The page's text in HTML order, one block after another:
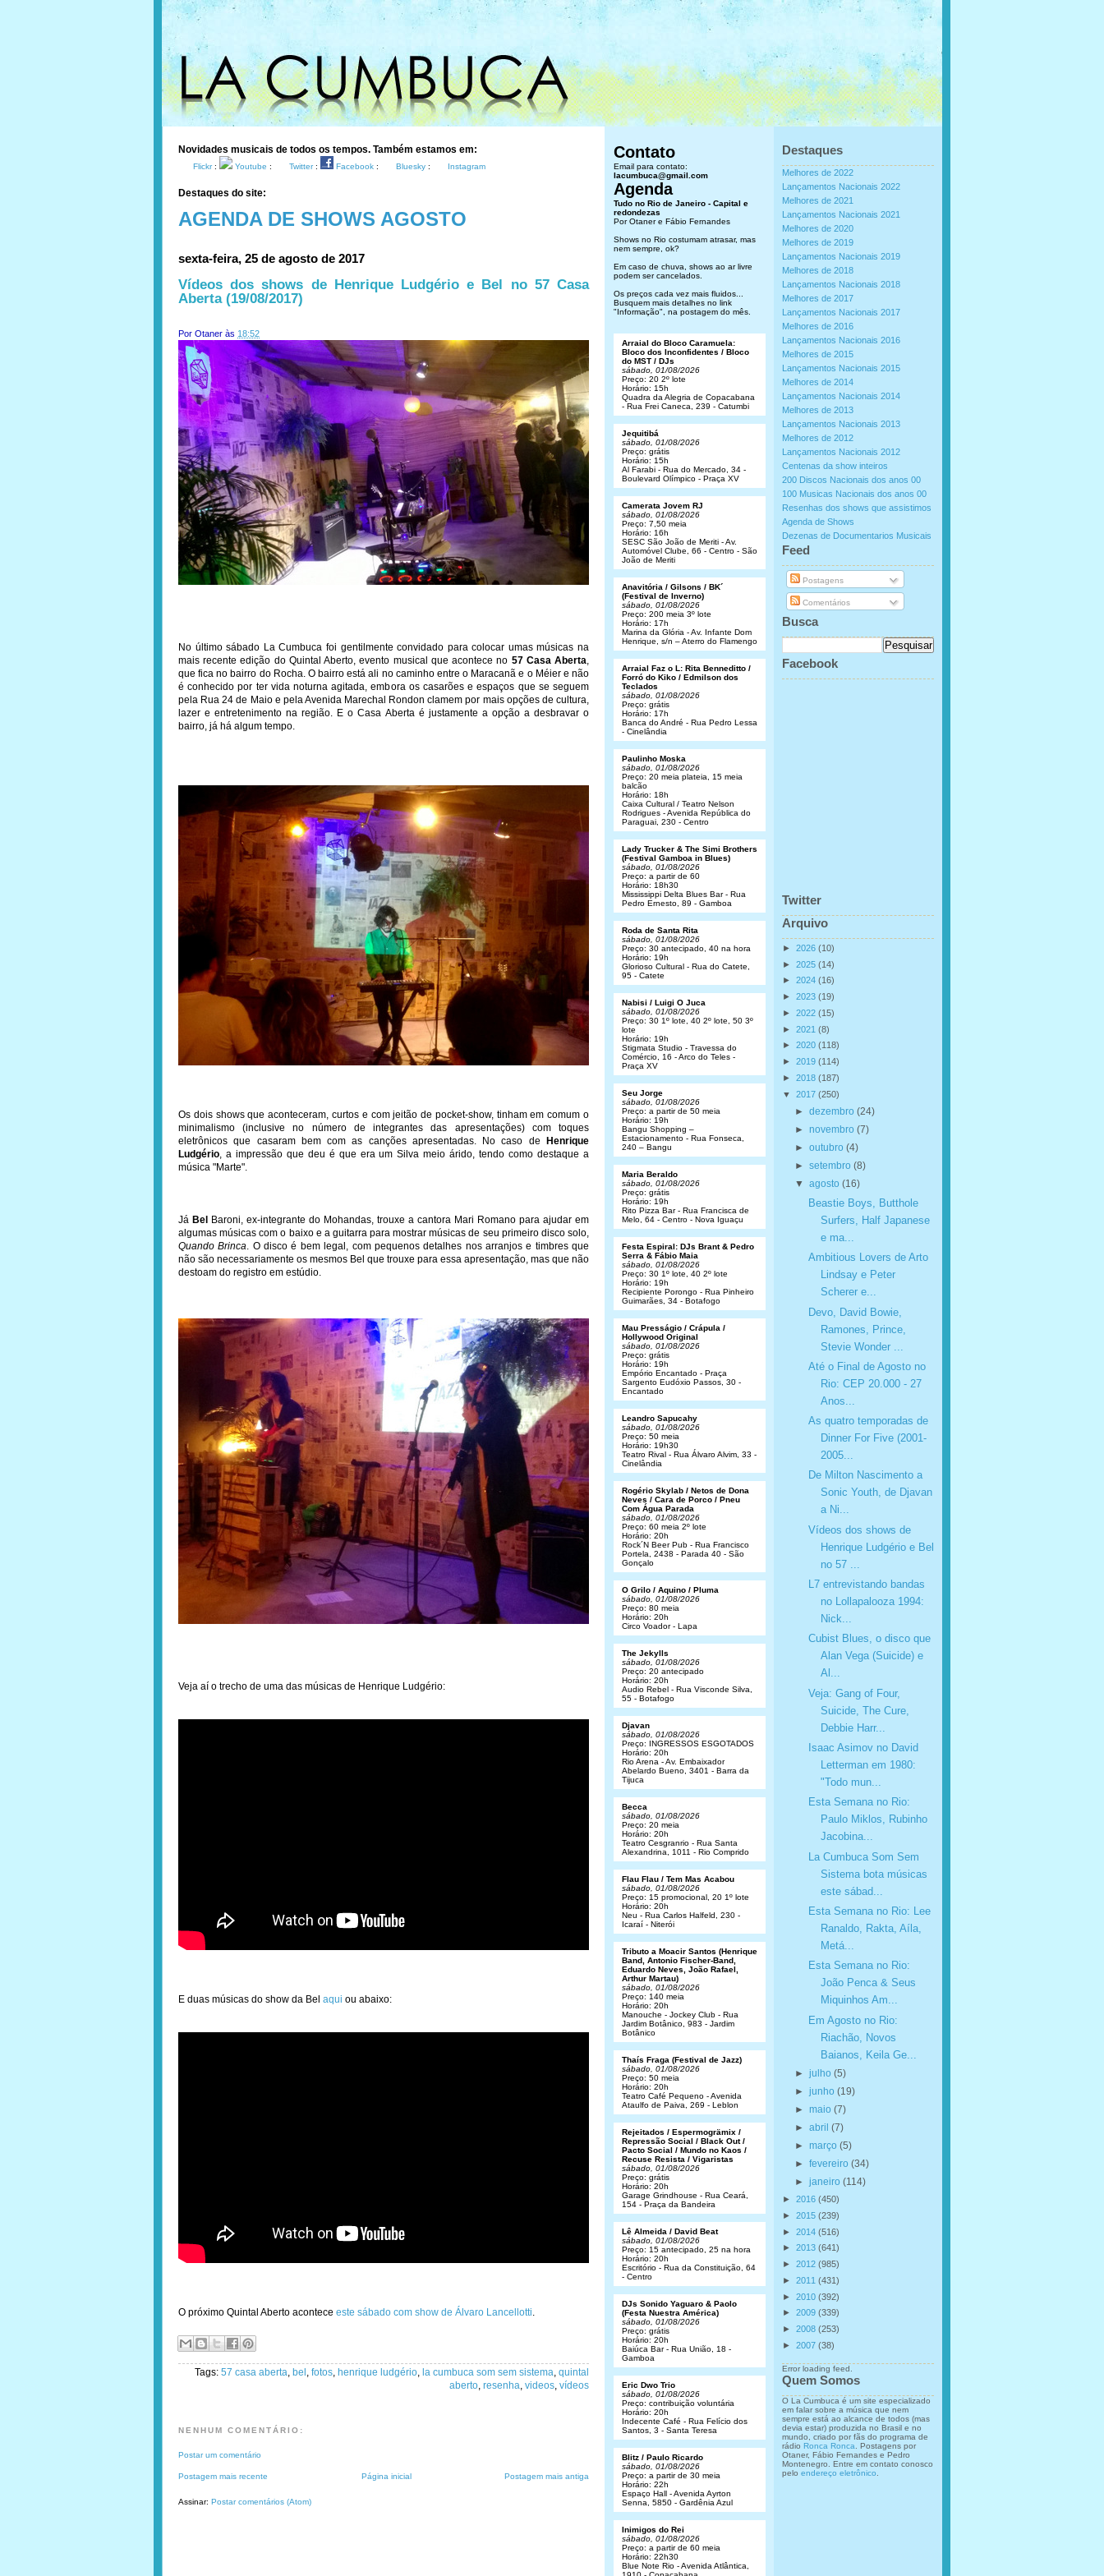
Novidades musicais de todos os tempos. Também estamos em:
Flickr: Youtube : Twitter: Facebook : Bluesky : Instagram
Destaques do site:
AGENDA DE SHOWS AGOSTO
sexta-feira, 25 de agosto de 2017
Vídeos dos shows de Henrique Ludgério e Bel no 57 Casa
Aberta (19/08/2017)
Por Otaner às 18:52
No último sábado La Cumbuca foi gentilmente convidado para colocar umas músicas na
mais recente edição do Quintal Aberto, evento musical que acontece no 57 Casa Aberta,
que fica no bairro do Rocha. O bairro está ali no caminho entre o Maracanã e o Méier e não
é conhecido por ter vida noturna agitada, embora os casarões e espaços que se seguem
pela Rua 24 de Maio e pela Avenida Marechal Rondon clamem por mais opções de cultura,
lazer e entretenimento na região. E o Casa Aberta é justamente a opção a desbravar o
bairro, já há algum tempo.
Os dois shows que aconteceram, curtos e com jeitão de pocket-show, tinham em comum o
minimalismo (inclusive no número de integrantes das apresentações) com toques
eletrônicos que casaram bem com as canções apresentadas. No caso de
Henrique
Ludgério, a impressão que deu é que era um Silva meio árido, tendo como destaque a
música "Marte".
Já Bel
Baroni, ex-integrante do Mohandas, trouxe a cantora Mari Romano para ajudar em
algumas músicas com o baixo e a guitarra para mostrar músicas de seu primeiro disco solo,
Quando Brinca. O disco é bem legal, com pequenos detalhes nos arranjos e timbres que
não são necessariamente os mesmos Bel que trouxe para essa apresentação, mas que não
destoam do registro em estúdio.
Veja aí o trecho de uma das músicas de Henrique Ludgério:
E duas músicas do show da Bel aqui ou abaixo:
O próximo Quintal Aberto acontece este sábado com show de Álvaro Lancellotti.
Tags: 57 casa aberta, bel , fotos, henrique ludgério, la cumbuca som sem sistema, quintal
aberto, resenha, videos, vídeos
NENHUM COMENTÁRIO:
Postar um comentário
Postagem mais recente Postagem mais antiga
Página inicial
Assinar: Postar comentários (Atom)
Destaques
Melhores de 2022
Lançamentos Nacionais 2022
Melhores de 2021
Lançamentos Nacionais 2021
Melhores de 2020
Melhores de 2019
Lançamentos Nacionais 2019
Melhores de 2018
Lançamentos Nacionais 2018
Melhores de 2017
Lançamentos Nacionais 2017
Melhores de 2016
Lançamentos Nacionais 2016
Melhores de 2015
Lançamentos Nacionais 2015
Melhores de 2014
Lançamentos Nacionais 2014
Melhores de 2013
Lançamentos Nacionais 2013
Melhores de 2012
Lançamentos Nacionais 2012
Centenas da show inteiros
200 Discos Nacionais dos anos 00
100 Musicas Nacionais dos anos 00
Resenhas dos shows que assistimos
Agenda de Shows
Dezenas de Documentarios Musicais
Feed
Postagens
Comentários
Busca
Facebook
Twitter
Arquivo
► 2026 (10)
► 2025 (14)
► 2024 (16)
► 2023 (19)
► 2022 (15)
► 2021 (8)
► 2020 (118)
► 2019 (114)
► 2018 (187)
▼ 2017 (250)
► dezembro (24)
► novembro (7)
► outubro (4)
► setembro (8)
▼ agosto (16)
Beastie Boys, Butthole
Surfers, Half Japanese
e ma...
Ambitious Lovers de Arto
Lindsay e Peter
Scherer e...
Devo, David Bowie,
Ramones, Prince,
Stevie Wonder ...
Até o Final de Agosto no
Rio: CEP 20.000 - 27
Anos...
As quatro temporadas de
Dinner For Five (2001-
2005...
De Milton Nascimento a
Sonic Youth, de Djavan
a Ni...
Vídeos dos shows de
Henrique Ludgério e Bel
no 57 ...
L7 entrevistando bandas
no Lollapalooza 1994:
Nick...
Cubist Blues, o disco que
Alan Vega (Suicide) e
Al...
Veja: Gang of Four,
Suicide, The Cure,
Debbie Harr...
Isaac Asimov no David
Letterman em 1980:
"Todo mun...
Esta Semana no Rio:
Paulo Miklos, Rubinho
Jacobina...
La Cumbuca Som Sem
Sistema bota músicas
este sábad...
Esta Semana no Rio: Lee
Ranaldo, Rakta, Aíla,
Metá...
Esta Semana no Rio:
João Penca & Seus
Miquinhos Am...
Em Agosto no Rio:
Riachão, Novos
Baianos, Keila Ge...
► julho (5)
► junho (19)
► maio (7)
► abril (7)
► março (5)
► fevereiro (34)
► janeiro (114)
► 2016 (450)
► 2015 (239)
► 2014 (516)
► 2013 (641)
► 2012 (985)
► 2011 (431)
► 2010 (392)
► 2009 (339)
► 2008 (253)
► 2007 (38)
Error loading feed.
Quem Somos
O La Cumbuca é um site especializado
em falar sobre a música que nem
sempre está ao alcance de todos (mas
devia estar) produzida no Brasil e no
mundo, criado por fãs do programa de
rádio Ronca Ronca . Postagens por
Otaner, Fábio Fernandes e Pedro
Montenegro. Entre em contato conosco
pelo endereço eletrônico
Contato
Email para contato:
lacumbuca@gmail.com
Agenda
Tudo no Rio de Janeiro - Capital e
redondezas
Por Otaner e Fábio Fernandes
Shows no Rio costumam atrasar, mas
nem sempre, ok?
Em caso de chuva, shows ao ar livre
podem ser cancelados.
Os preços cada vez mais fluidos...
Busquem mais detalhes no link
"Informação", na postagem do mês.
Arraial do Bloco Caramuela:
Bloco dos Inconfidentes / Bloco
do MST / DJs
sábado, 01/08/2026
Preço: 20 2º lote
Horário: 15h
Quadra da Alegria de Copacabana
- Rua Frei Caneca, 239 - Catumbi
Jequitibá
sábado, 01/08/2026
Preço: grátis
Horário: 15h
Al Farabi - Rua do Mercado, 34 -
Boulevard Olímpico - Praça XV
Camerata Jovem RJ
sábado, 01/08/2026
Preço: 7,50 meia
Horário: 16h
SESC São João de Meriti - Av.
Automóvel Clube, 66 - Centro - São
João de Meriti
Anavitória / Gilsons / BK´
(Festival de Inverno)
sábado, 01/08/2026
Preço: 200 meia 3º lote
Horário: 17h
Marina da Glória - Av. Infante Dom
Henrique, s/n – Aterro do Flamengo
Arraial Faz o L: Rita Benneditto /
Forró do Kiko / Edmilson dos
Teclados
sábado, 01/08/2026
Preço: grátis
Horário: 17h
Banca do André - Rua Pedro Lessa
- Cinelândia
Paulinho Moska
sábado, 01/08/2026
Preço: 20 meia plateia, 15 meia
balcão
Horário: 18h
Caixa Cultural / Teatro Nelson
Rodrigues - Avenida República do
Paraguai, 230 - Centro
Lady Trucker & The Simi Brothers
(Festival Gamboa in Blues)
sábado, 01/08/2026
Preço: a partir de 60
Horário: 18h30
Mississippi Delta Blues Bar - Rua
Pedro Ernesto, 89 - Gamboa
Roda de Santa Rita
sábado, 01/08/2026
Preço: 30 antecipado, 40 na hora
Horário: 19h
Glorioso Cultural - Rua do Catete,
95 - Catete
Nabisi / Luigi O Juca
sábado, 01/08/2026
Preço: 30 1º lote, 40 2º lote, 50 3º
lote
Horário: 19h
Stigmata Studio - Travessa do
Comércio, 16 - Arco do Teles -
Praça XV
Seu Jorge
sábado, 01/08/2026
Preço: a partir de 50 meia
Horário: 19h
Bangu Shopping –
Estacionamento - Rua Fonseca,
240 – Bangu
Maria Beraldo
sábado, 01/08/2026
Preço: grátis
Horário: 19h
Rito Pizza Bar - Rua Francisca de
Melo, 64 - Centro - Nova Iguaçu
Festa Espiral: DJs Brant & Pedro
Serra & Fábio Maia
sábado, 01/08/2026
Preço: 30 1º lote, 40 2º lote
Horário: 19h
Recipiente Porongo - Rua Pinheiro
Guimarães, 34 - Botafogo
Mau Presságio / Crápula /
Hollywood Original
sábado, 01/08/2026
Preço: grátis
Horário: 19h
Empório Encantado - Praça
Sargento Eudóxio Passos, 30 -
Encantado
Leandro Sapucahy
sábado, 01/08/2026
Preço: 50 meia
Horário: 19h30
Teatro Rival - Rua Álvaro Alvim, 33 -
Cinelândia
Rogério Skylab / Netos de Dona
Neves / Cara de Porco / Pneu
Com Água Parada
sábado, 01/08/2026
Preço: 60 meia 2º lote
Horário: 20h
Rock´N Beer Pub - Rua Francisco
Portela, 2438 - Parada 40 - São
Gonçalo
O Grilo / Aquino / Pluma
sábado, 01/08/2026
Preço: 80 meia
Horário: 20h
Circo Voador - Lapa
The Jekylls
sábado, 01/08/2026
Preço: 20 antecipado
Horário: 20h
Audio Rebel - Rua Visconde Silva,
55 - Botafogo
Djavan
sábado, 01/08/2026
Preço: INGRESSOS ESGOTADOS
Horário: 20h
Rio Arena - Av. Embaixador
Abelardo Bueno, 3401 - Barra da
Tijuca
Becca
sábado, 01/08/2026
Preço: 20 meia
Horário: 20h
Teatro Cesgranrio - Rua Santa
Alexandrina, 1011 - Rio Comprido
Flau Flau / Tem Mas Acabou
sábado, 01/08/2026
Preço: 15 promocional, 20 1º lote
Horário: 20h
Neu - Rua Carlos Halfeld, 230 -
Icaraí - Niterói
Tributo a Moacir Santos (Henrique
Band, Antonio Fischer-Band,
Eduardo Neves, João Rafael,
Arthur Martau)
sábado, 01/08/2026
Preço: 140 meia
Horário: 20h
Manouche - Jockey Club - Rua
Jardim Botânico, 983 - Jardim
Botânico
Thaís Fraga (Festival de Jazz)
sábado, 01/08/2026
Preço: 50 meia
Horário: 20h
Teatro Café Pequeno - Avenida
Ataulfo de Paiva, 269 - Leblon
Rejeitados / Espermogrämix /
Repressão Social / Black Out /
Pacto Social / Mundo no Kaos /
Recuse Resista / Vigaristas
sábado, 01/08/2026
Preço: grátis
Horário: 20h
Garage Grindhouse - Rua Ceará,
154 - Praça da Bandeira
Lê Almeida / David Beat
sábado, 01/08/2026
Preço: 15 antecipado, 25 na hora
Horário: 20h
Escritório - Rua da Constituição, 64
- Centro
DJs Sonido Yaguaro & Paolo
(Festa Nuestra América)
sábado, 01/08/2026
Preço: grátis
Horário: 20h
Baiúca Bar - Rua União, 18 -
Gamboa
Eric Dwo Trio
sábado, 01/08/2026
Preço: contribuição voluntária
Horário: 20h
Indecente Café - Rua Felício dos
Santos, 3 - Santa Teresa
Blitz / Paulo Ricardo
sábado, 01/08/2026
Preço: a partir de 30 meia
Horário: 22h
Espaço Hall - Avenida Ayrton
Senna, 5850 - Gardênia Azul
Inimigos do Rei
sábado, 01/08/2026
Preço: a partir de 60 meia
Horário: 22h30
Blue Note Rio - Avenida Atlântica,